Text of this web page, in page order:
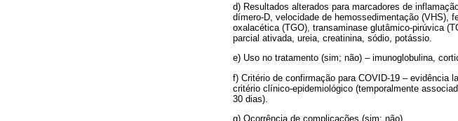
d) Resultados alterados para marcadores de
dímero-D, velocidade de hemossedimentação (VHS),
oxalacética (TGO), transaminase glutâmico-pirúvica
parcial ativada, ureia, creatinina, sódio, potássio.
e) Uso no tratamento (sim; não) – imunoglobulina,
f) Critério de confirmação para COVID-19 – evidência
critério clínico-epidemiológico (temporalmente
30 dias).
g) Ocorrência de complicações (sim; não).